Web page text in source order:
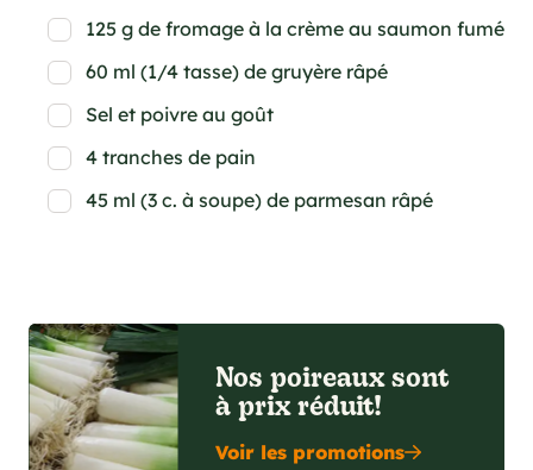
125 g de fromage à la crème au saumon fumé
60 ml (1/4 tasse) de gruyère râpé
Sel et poivre au goût
4 tranches de pain
45 ml (3 c. à soupe) de parmesan râpé
Nos poireaux sont
à prix réduit!
Voir les promotions